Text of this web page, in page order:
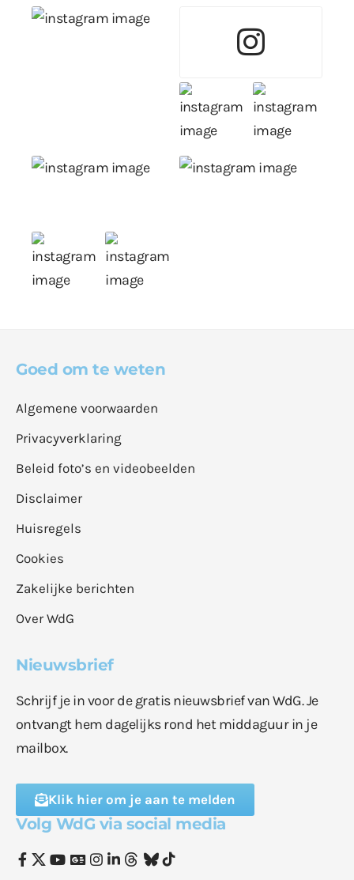
Goed om te weten
Algemene voorwaarden
Privacyverklaring
Beleid foto’s en videobeelden
Disclaimer
Huisregels
Cookies
Zakelijke berichten
Over WdG
Nieuwsbrief
Schrijf je in voor de gratis nieuwsbrief van WdG. Je
ontvangt hem dagelijks rond het middaguur in je
mailbox.
Klik hier om je aan te melden
Volg WdG via social media